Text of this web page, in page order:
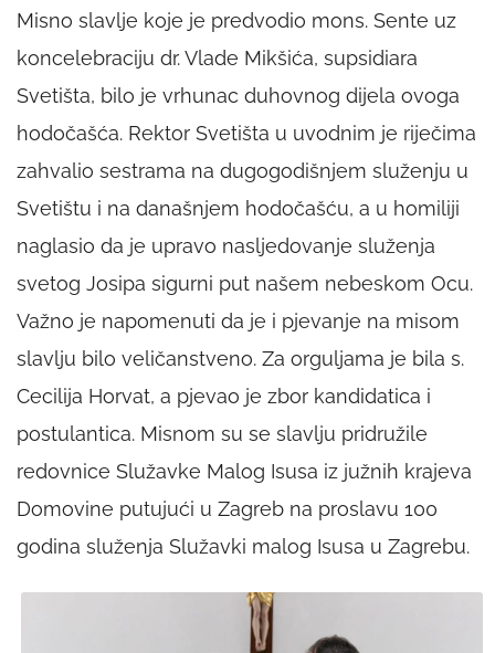
Misno slavlje koje je predvodio mons. Sente uz
koncelebraciju dr. Vlade Mikšića, supsidiara
Svetišta, bilo je vrhunac duhovnog dijela ovoga
hodočašća. Rektor Svetišta u uvodnim je riječima
zahvalio sestrama na dugogodišnjem služenju u
Svetištu i na današnjem hodočašću, a u homiliji
naglasio da je upravo nasljedovanje služenja
svetog Josipa sigurni put našem nebeskom Ocu.
Važno je napomenuti da je i pjevanje na misom
slavlju bilo veličanstveno. Za orguljama je bila s.
Cecilija Horvat, a pjevao je zbor kandidatica i
postulantica. Misnom su se slavlju pridružile
redovnice Služavke Malog Isusa iz južnih krajeva
Domovine putujući u Zagreb na proslavu 100
godina služenja Služavki malog Isusa u Zagrebu.